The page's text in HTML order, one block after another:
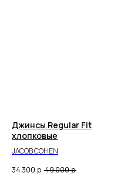
Джинсы Regular Fit
хлопковые
JACOB COHEN
34 300 р. 49 000р.